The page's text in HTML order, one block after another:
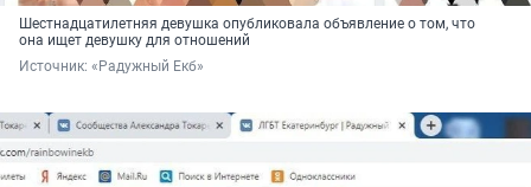
Шестнадцатилетняя девушка опубликовала объявление о том, что
она ищет девушку для отношений
Источник: «Радужный Екб»